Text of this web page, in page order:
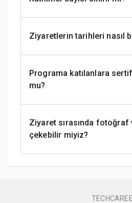
Ziyaretlerin tarihleri nasıl
Programa katılanlara
mu?
Ziyaret sırasında fotoğraf
çekebilir miyiz?